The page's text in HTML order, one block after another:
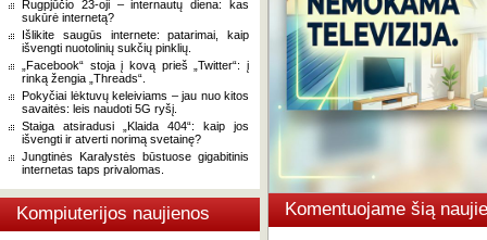
Rugpjūčio 23-oji – internautų diena: kas
sukūrė internetą?
Išlikite saugūs internete: patarimai, kaip
išvengti nuotolinių sukčių pinklių.
„Facebook“ stoja į kovą prieš „Twitter“: į
rinką žengia „Threads“.
Pokyčiai lėktuvų keleiviams – jau nuo kitos
savaitės: leis naudoti 5G ryšį.
Staiga atsiradusi „Klaida 404“: kaip jos
išvengti ir atverti norimą svetainę?
Jungtinės Karalystės būstuose gigabitinis
internetas taps privalomas.
Kompiuterijos naujienos Komentuojame šią